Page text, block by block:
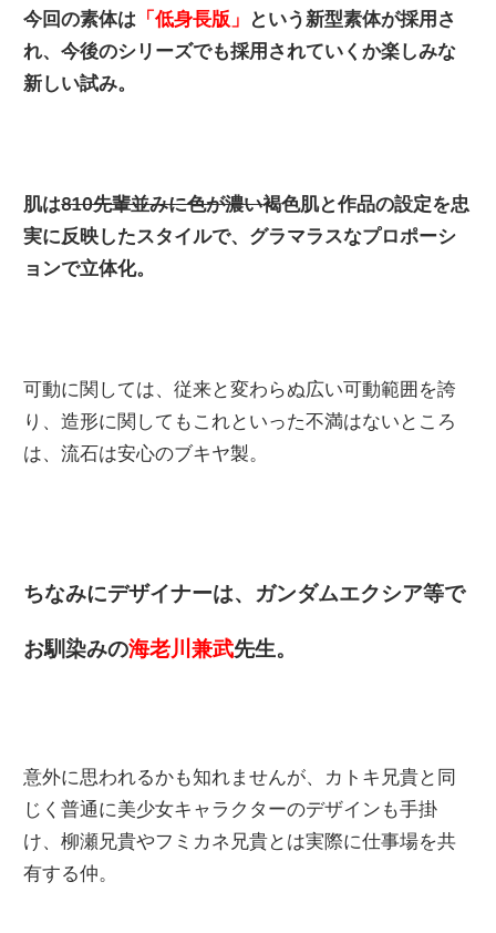
今回の素体は 「低身長版」 という新型素体が採用さ
れ、今後のシリーズでも採用されていくか楽しみな
新しい試み。
肌は810先輩並みに色が濃い褐色肌と作品の設定を忠
実に反映したスタイルで、グラマラスなプロポーシ
ョンで立体化。
可動に関しては、従来と変わらぬ広い可動範囲を誇
り、造形に関してもこれといった不満はないところ
は、流石は安心のブキヤ製。
ちなみにデザイナーは、ガンダムエクシア等で
お馴染みの海老川兼武先生。
意外に思われるかも知れませんが、カトキ兄貴と同
じく普通に美少女キャラクターのデザインも手掛
け、柳瀬兄貴やフミカネ兄貴とは実際に仕事場を共
有する仲。